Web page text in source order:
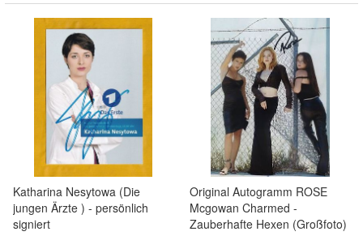
Katharina Nesytowa (Die
jungen Ärzte ) - persönlich
signiert
Original Autogramm ROSE
Mcgowan Charmed -
Zauberhafte Hexen (Großfoto)